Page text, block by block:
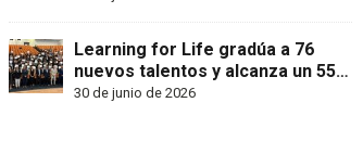
Learning for Life gradúa a 76
nuevos talentos y alcanza un 55%
de inserción laboral en Panamá
30 de junio de 2026